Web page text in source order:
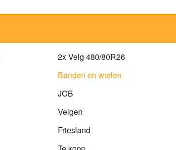
2x Velg 480/80R26
Banden en wielen
JCB
Velgen
Friesland